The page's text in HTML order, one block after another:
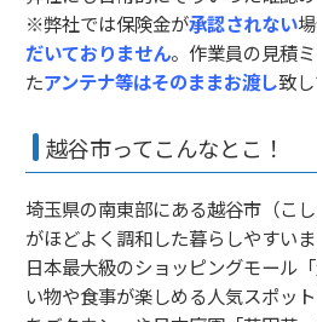
※弊社では保険金が承認されない
だいておりません。作業員の見積
たアンテナ等はそのままお渡し致
越谷市ってこんなとこ！
埼玉県の南東部にある越谷市（こ
がほどよく調和した暮らしやすいま
日本最大級のショッピングモール
い物や食事が楽しめる人気スポッ